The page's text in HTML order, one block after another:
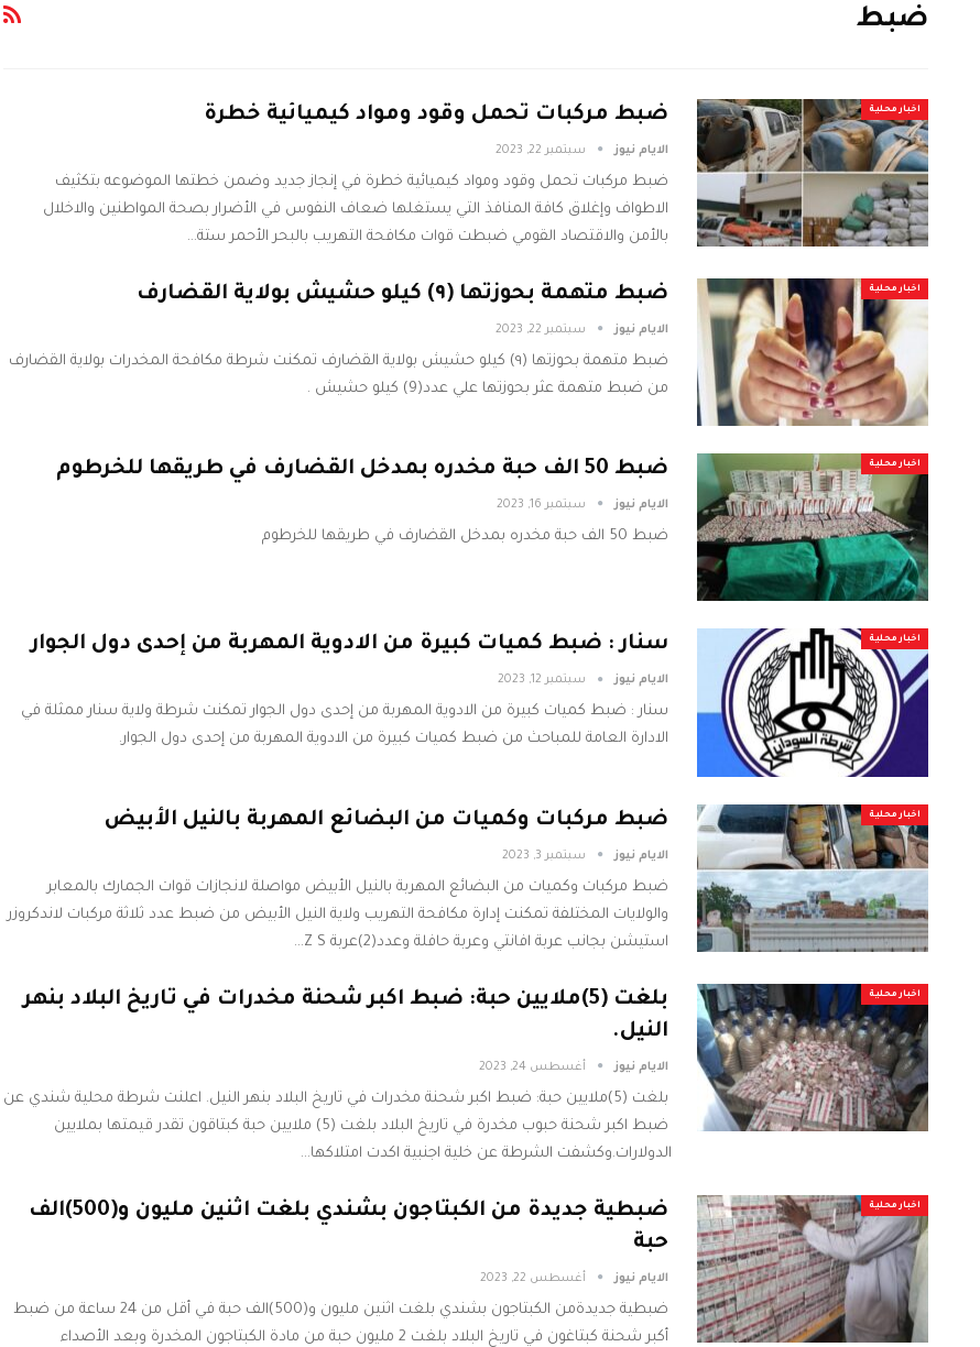
ضبط
اخبار محلية ضبط مركبات تحمل وقود ومواد كيميائية خطرة
الايام نيوز سبتمبر 22, 2023
ضبط مركبات تحمل وقود ومواد كيميائية خطرة في إنجاز جديد وضمن خطتها الموضوعه بتكثيف
الاطواف وإغلاق كافة المنافذ التي يستغلها ضعاف النفوس في الأضرار بصحة المواطنين والاخلال
بالأمن والاقتصاد القومي ضبطت قوات مكافحة التهريب بالبحر الأحمر ستة…
اخبار محلية ضبط متهمة بحوزتها (٩) كيلو حشيش بولاية القضارف
الايام نيوز سبتمبر 22, 2023
ضبط متهمة بحوزتها (٩) كيلو حشيش بولاية القضارف تمكنت شرطة مكافحة المخدرات بولاية القضارف
من ضبط متهمة عثر بحوزتها علي عدد(9) كيلو حشيش .
اخبار محلية ضبط 50 الف حبة مخدره بمدخل القضارف في طريقها للخرطوم
الايام نيوز سبتمبر 16, 2023
ضبط 50 الف حبة مخدره بمدخل القضارف في طريقها للخرطوم
اخبار محلية سنار : ضبط كميات كبيرة من الادوية المهربة من إحدى دول الجوار
الايام نيوز سبتمبر 12, 2023
سنار : ضبط كميات كبيرة من الادوية المهربة من إحدى دول الجوار تمكنت شرطة ولاية سنار ممثلة في
الادارة العامة للمباحث من ضبط كميات كبيرة من الادوية المهربة من إحدى دول الجوار.
اخبار محلية ضبط مركبات وكميات من البضائع المهربة بالنيل الأبيض
الايام نيوز سبتمبر 3, 2023
ضبط مركبات وكميات من البضائع المهربة بالنيل الأبيض مواصلة لانجازات قوات الجمارك بالمعابر
والولايات المختلفة تمكنت إدارة مكافحة التهريب ولاية النيل الأبيض من ضبط عدد ثلاثة مركبات لاندكروزر
استيشن بجانب عربة افانتي وعربة حافلة وعدد(2)عربة Z S…
اخبار محلية
بلغت (5)ملايين حبة: ضبط اكبر شحنة مخدرات في تاريخ البلاد بنهر
النيل.
الايام نيوز أغسطس 24, 2023
بلغت (5)ملايين حبة: ضبط اكبر شحنة مخدرات في تاريخ البلاد بنهر النيل. اعلنت شرطة محلية شندي عن
ضبط اكبر شحنة حبوب مخدرة في تاريخ البلاد بلغت (5) ملايين حبة كبتاقون تقدر قيمتها بملايين
الدولارات.وكشفت الشرطة عن خلية اجنبية اكدت امتلاكها…
اخبار محلية
ضبطية جديدة من الكبتاجون بشندي بلغت اثنين مليون و(500)الف
حبة
الايام نيوز أغسطس 22, 2023
ضبطية جديدةمن الكبتاجون بشندي بلغت اثنين مليون و(500)الف حبة في أقل من 24 ساعة من ضبط
أكبر شحنة كبتاغون في تاريخ البلاد بلغت 2 مليون حبة من مادة الكبتاجون المخدرة وبعد الأصداء